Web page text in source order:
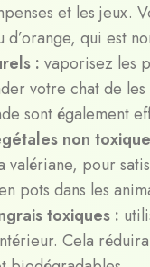
et les jeux.
qui est
: vaporisez les
votre chat de
sont également
non
valériane, pour
pots dans les
toxiques :
Cela